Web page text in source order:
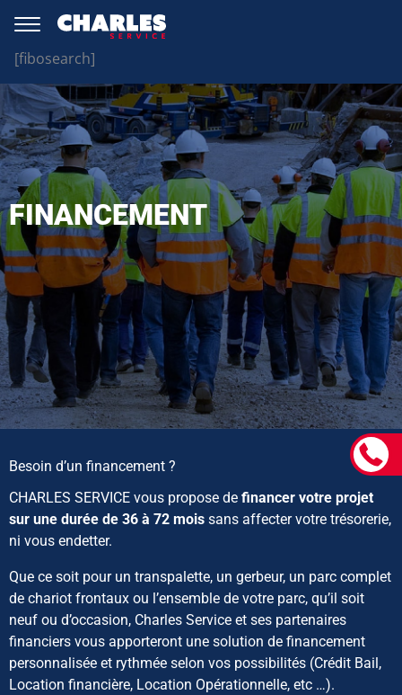
[fibosearch]
FINANCEMENT
Besoin d’un financement ?
CHARLES SERVICE vous propose de financer votre projet
sur une durée de 36 à 72 mois sans affecter votre trésorerie,
ni vous endetter.
Que ce soit pour un transpalette, un gerbeur, un parc complet
de chariot frontaux ou l’ensemble de votre parc, qu’il soit
neuf ou d’occasion, Charles Service et ses partenaires
financiers vous apporteront une solution de financement
personnalisée et rythmée selon vos possibilités (Crédit Bail,
Location financière, Location Opérationnelle, etc …).